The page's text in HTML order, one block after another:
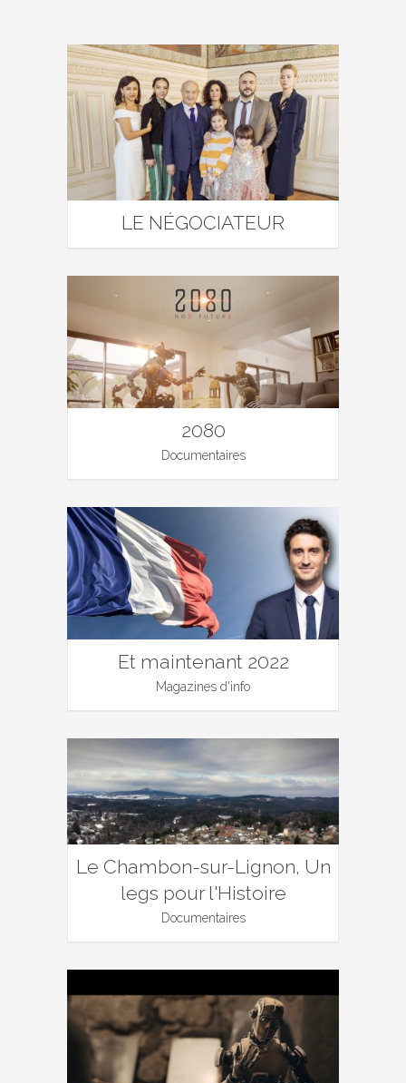
LE NÉGOCIATEUR
2080
Documentaires
Et maintenant 2022
Magazines d'info
Le Chambon-sur-Lignon, Un
legs pour l'Histoire
Documentaires